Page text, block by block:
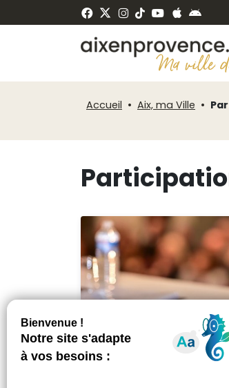
Accueil Aix, ma Ville
de
Panneau de gestion des cookies